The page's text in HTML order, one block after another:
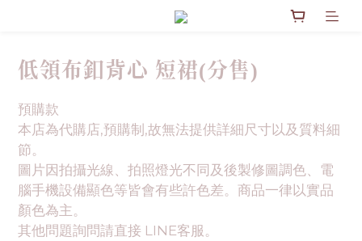
低領布釦背心 短裙(分售)
預購款
本店為代購店,預購制,故無法提供詳細尺寸以及質料細
節。
圖片因拍攝光線、拍照燈光不同及後製修圖調色、電
腦手機設備顯色等皆會有些許色差。商品一律以實品
顏色為主。
其他問題詢問請直接 LINE客服。